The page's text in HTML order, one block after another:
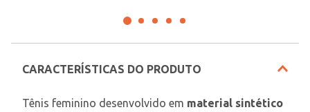
CARACTERÍSTICAS DO PRODUTO
Tênis feminino desenvolvido em material sintético